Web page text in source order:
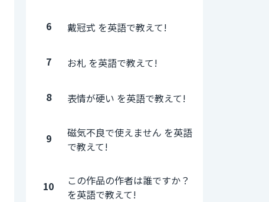
6 戴冠式 を英語で教えて!
7 お札 を英語で教えて!
8 表情が硬い を英語で教えて!
9
磁気不良で使えません を英語
で教えて!
10
この作品の作者は誰ですか？
を英語で教えて!